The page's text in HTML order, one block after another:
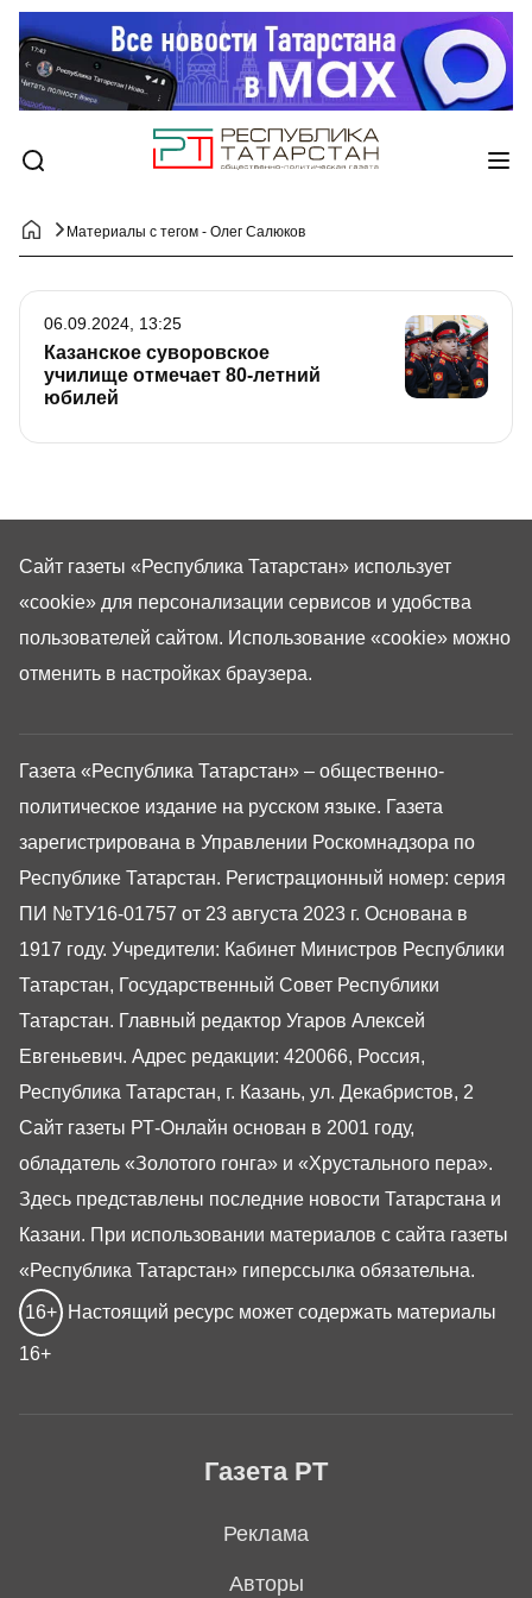
Материалы с тегом - Олег Салюков
Казанское суворовское
училище отмечает 80-летний
юбилей
06.09.2024, 13:25
Газета РТ
Реклама
Авторы
Газета «Республика Татарстан» – общественно-
политическое издание на русском языке. Газета
зарегистрирована в Управлении Роскомнадзора по
Республике Татарстан. Регистрационный номер: серия
ПИ №ТУ16-01757 от 23 августа 2023 г. Основана в
1917 году. Учредители: Кабинет Министров Республики
Татарстан, Государственный Совет Республики
Татарстан. Главный редактор Угаров Алексей
Евгеньевич. Адрес редакции: 420066, Россия,
Республика Татарстан, г. Казань, ул. Декабристов, 2
Сайт газеты РТ-Онлайн основан в 2001 году,
обладатель «Золотого гонга» и «Хрустального пера».
Здесь представлены последние новости Татарстана и
Казани. При использовании материалов с сайта газеты
«Республика Татарстан» гиперссылка обязательна.
16+ Настоящий ресурс может содержать материалы
16+
Сайт газеты «Республика Татарстан» использует
«cookie» для персонализации сервисов и удобства
пользователей сайтом. Использование «cookie» можно
отменить в настройках браузера.